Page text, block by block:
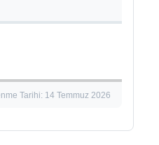
Tarihi: 14 Temmuz 2026